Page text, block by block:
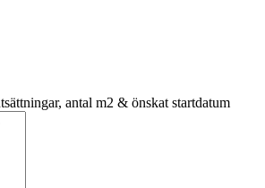
antal m2 & önskat startdatum